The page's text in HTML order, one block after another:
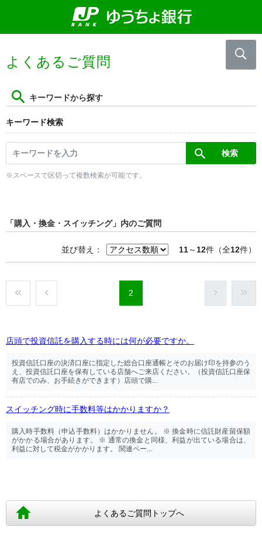
よくあるご質問
キーワードから探す
キーワード検索
※スペースで区切って複数検索が可能です。
「購入・換金・スイッチング」内のご質問
並び替え： 11～ 12件（全12件）
2
店頭で投資信託を購入する時には何が必要ですか。
投資信託口座の決済口座に指定した総合口座通帳とそのお届け印を持参のう
え、投資信託口座を保有している店舗へご来店ください。（投資信託口座保
有店でのみ、お手続きができます）店頭で購...
スイッチング時に手数料等はかかりますか？
購入時手数料（申込手数料）はかかりません。 ※ 換金時に信託財産留保額
がかかる場合があります。 ※ 通常の換金と同様、利益が出ている場合は、
利益に対して税金がかかります。 関連ペー...
よくあるご質問トップへ